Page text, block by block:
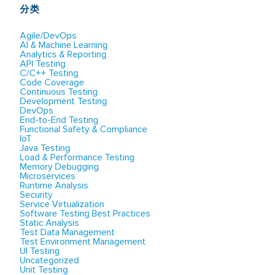
分类
Agile/DevOps
AI & Machine Learning
Analytics & Reporting
API Testing
C/C++ Testing
Code Coverage
Continuous Testing
Development Testing
DevOps
End-to-End Testing
Functional Safety & Compliance
IoT
Java Testing
Load & Performance Testing
Memory Debugging
Microservices
Runtime Analysis
Security
Service Virtualization
Software Testing Best Practices
Static Analysis
Test Data Management
Test Environment Management
UI Testing
Uncategorized
Unit Testing